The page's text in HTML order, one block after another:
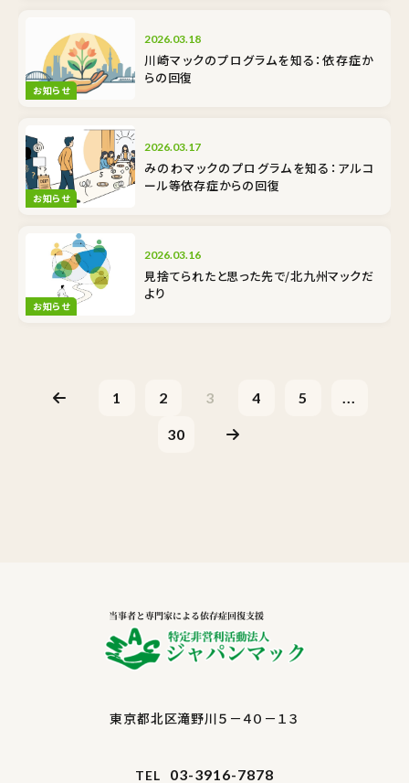
お知らせ
2026.03.18
川崎マックのプログラムを知る：依存症か
らの回復
お知らせ
2026.03.17
みのわマックのプログラムを知る：アルコ
ール等依存症からの回復
お知らせ
2026.03.16
見捨てられたと思った先で/北九州マックだ
より
1 2 3 4 5 ...
30
東京都北区滝野川５－４０－１３
TEL 03-3916-7878